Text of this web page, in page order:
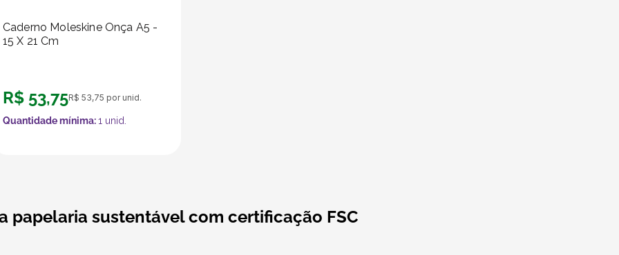
Caderno Moleskine Onça A5 -
15 X 21 Cm
R$ 53,75R$ 53,75 por unid.
Quantidade mínima:1 unid.
papelaria sustentável com certificação FSC